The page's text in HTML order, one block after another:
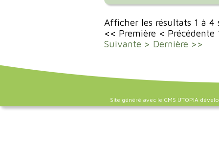
Afficher les résultats 1 à
<< Première < Précédente
Suivante > Dernière >>
Site généré avec le CMS UTOPIA